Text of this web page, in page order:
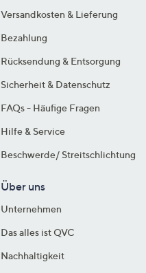
Versandkosten & Lieferung
Bezahlung
Rücksendung & Entsorgung
Sicherheit & Datenschutz
FAQs - Häufige Fragen
Hilfe & Service
Beschwerde/ Streitschlichtung
Über uns
Unternehmen
Das alles ist QVC
Nachhaltigkeit